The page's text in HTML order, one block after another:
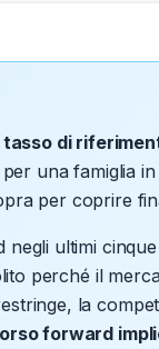
tasso di
una famiglia
per coprire
ultimi
perché il
la
forward